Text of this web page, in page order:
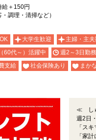
＋150円
調理・清掃など）
大学生歓迎 主婦・主夫
60代～）活躍中 週2～3日勤
支給 社会保険あり まか
≪ し
週2日
「ス
「家